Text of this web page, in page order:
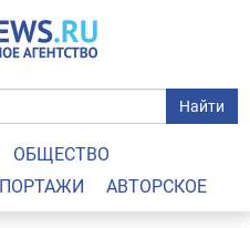
Найти
ОБЩЕСТВО
АВТОРСКОЕ